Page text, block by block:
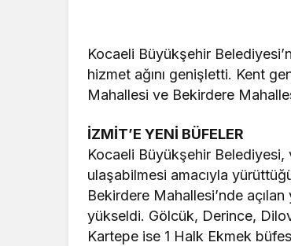
Kocaeli Büyükşehir
hizmet ağını genişletti. Kent
Mahallesi ve Bekirdere
İZMİT’E YENİ BÜFELER
Kocaeli Büyükşehir
ulaşabilmesi amacıyla
Bekirdere Mahallesi’nde
yükseldi. Gölcük, Derince,
Kartepe ise 1 Halk Ekmek